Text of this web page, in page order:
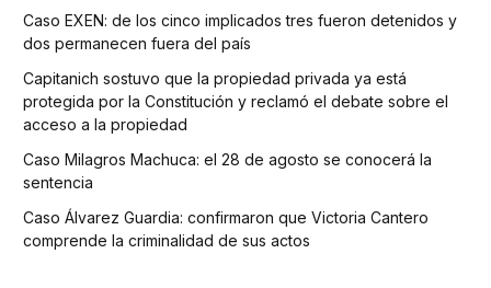
Caso EXEN: de los cinco implicados tres fueron detenidos y
dos permanecen fuera del país
Capitanich sostuvo que la propiedad privada ya está
protegida por la Constitución y reclamó el debate sobre el
acceso a la propiedad
Caso Milagros Machuca: el 28 de agosto se conocerá la
sentencia
Caso Álvarez Guardia: confirmaron que Victoria Cantero
comprende la criminalidad de sus actos